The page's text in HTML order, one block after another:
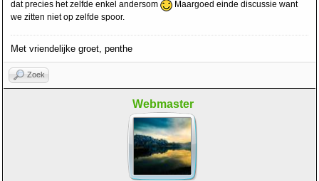
dat precies het zelfde enkel andersom
Maargoed einde discussie want
we zitten niet op zelfde spoor.
Met vriendelijke groet, penthe
Zoek
Webmaster